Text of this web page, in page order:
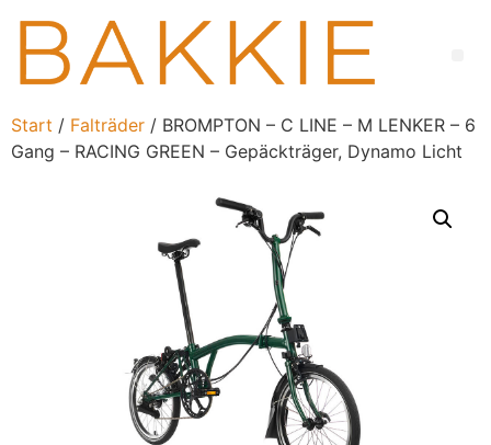
Start / Falträder / BROMPTON – C LINE – M LENKER – 6
Gang – RACING GREEN – Gepäckträger, Dynamo Licht